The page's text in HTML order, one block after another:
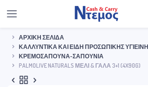
ΑΡΧΙΚΉ ΣΕΛΊΔΑ
ΚΑΛΛΥΝΤΙΚΆ ΚΑΙ ΕΊΔΗ ΠΡΟΣΩΠΙΚΉΣ
ΚΡΕΜΟΣΆΠΟΥΝΑ-ΣΑΠΟΎΝΙΑ
PALMOLIVE NATURALS ΜΈΛΙ & ΓΆΛΑ 3+1 (4X90G)